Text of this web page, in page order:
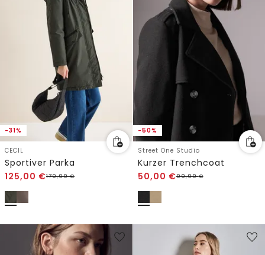
-31%
CECIL
Sportiver Parka
125,00 €179,99€
-50%
Street One Studio
Kurzer Trenchcoat
50,00 €99,99€